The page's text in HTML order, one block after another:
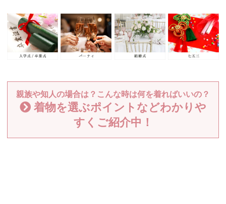
親族や知人の場合は？こんな時は何を着ればいいの？
着物を選ぶポイントなどわかりや
すくご紹介中！